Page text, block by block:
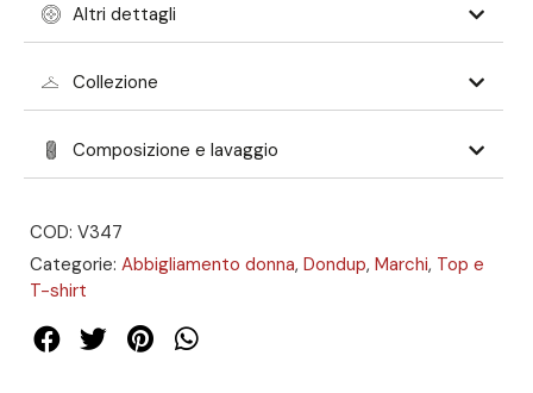
Altri dettagli
Collezione
Composizione e lavaggio
COD: V347
Categorie: Abbigliamento donna, Dondup, Marchi, Top e
T-shirt